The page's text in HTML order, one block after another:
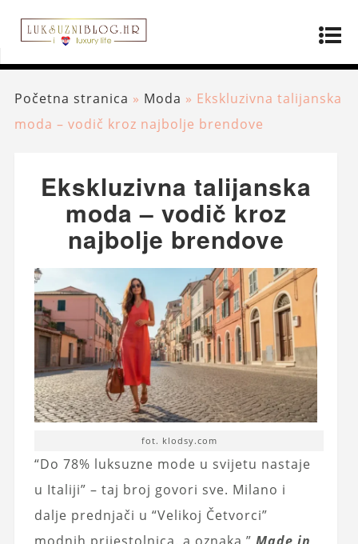
Početna stranica » Moda » Ekskluzivna talijanska
moda – vodič kroz najbolje brendove
Ekskluzivna talijanska
moda – vodič kroz
najbolje brendove
fot. klodsy.com
“Do 78% luksuzne mode u svijetu nastaje
u Italiji” – taj broj govori sve. Milano i
dalje prednjači u “Velikoj Četvorci”